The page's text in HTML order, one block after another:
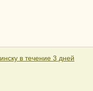
в течение 3 дней